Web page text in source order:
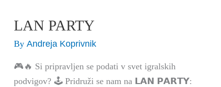
LAN PARTY
ByAndreja Koprivnik
🎮🔥 Si pripravljen se podati v svet igralskih
podvigov? 🕹️ Pridruži se nam na 𝗟𝗔𝗡 𝗣𝗔𝗥𝗧𝗬:
LAN
PARTY